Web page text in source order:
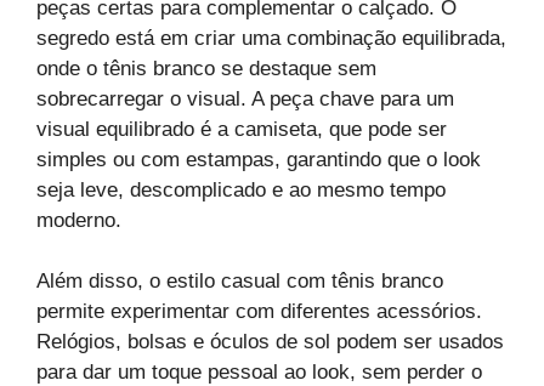
peças certas para complementar o calçado. O
segredo está em criar uma combinação equilibrada,
onde o tênis branco se destaque sem
sobrecarregar o visual. A peça chave para um
visual equilibrado é a camiseta, que pode ser
simples ou com estampas, garantindo que o look
seja leve, descomplicado e ao mesmo tempo
moderno.
Além disso, o estilo casual com tênis branco
permite experimentar com diferentes acessórios.
Relógios, bolsas e óculos de sol podem ser usados
para dar um toque pessoal ao look, sem perder o